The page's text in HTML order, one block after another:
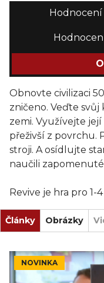
Hodnocení
Obnovte civilizaci
zničeno. Veďte
zemi. Využívejte
přeživší z povrchu.
stroji. A osídlujte
naučili
Revive je hra pro 1-
schopnostmi
bez boje či
kampaně
všeho lze hru hrát
Na začátku hry
Články Obrázky
NOVINKA